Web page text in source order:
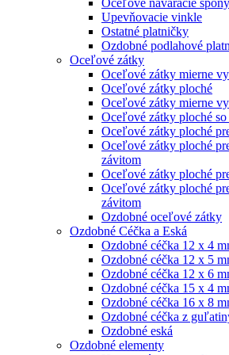
Upevňovacie vinkle
Ostatné platničky
Ozdobné podlahové
Oceľové zátky
Oceľové zátky mierne
Oceľové zátky ploché
Oceľové zátky mierne
Oceľové zátky ploché
Oceľové zátky ploché
Oceľové zátky ploché
závitom
Oceľové zátky ploché
Oceľové zátky ploché
závitom
Ozdobné oceľové zátky
Ozdobné Céčka a Eská
Ozdobné céčka 12 x 4
Ozdobné céčka 12 x 5
Ozdobné céčka 12 x 6
Ozdobné céčka 15 x 4
Ozdobné céčka 16 x 8
Ozdobné céčka z
Ozdobné eská
Ozdobné elementy